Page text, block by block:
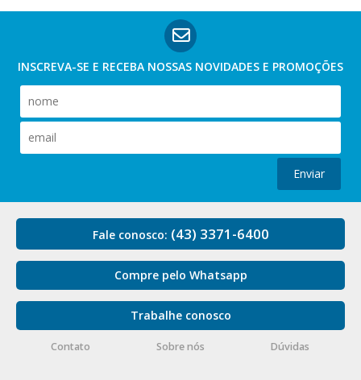
INSCREVA-SE E RECEBA NOSSAS NOVIDADES E PROMOÇÕES
Enviar
Fale conosco: (43) 3371-6400
Compre pelo Whatsapp
Trabalhe conosco
Contato Sobre nós Dúvidas